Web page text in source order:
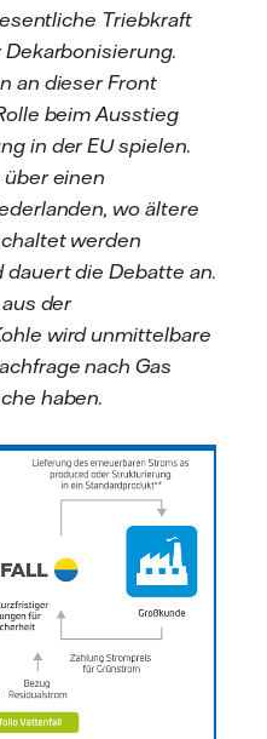
Triebkraft
an dieser Front
beim Ausstieg
in der EU spielen.
einen
wo ältere
werden
die Debatte an.
der
wird unmittelbare
nach Gas
haben.